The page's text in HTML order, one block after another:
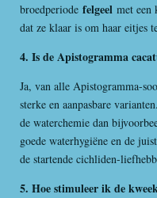
broedperiode felgeel met een
dat ze klaar is om haar eitjes
4. Is de Apistogramma
Ja, van alle Apistogramma-
sterke en aanpasbare
de waterchemie dan
goede waterhygiëne en de
de startende cichliden-
5. Hoe stimuleer ik de